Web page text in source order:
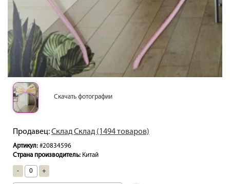
Скачать фотографии
Продавец:Склад Склад (1494 товаров)
Артикул: #20834596
Страна производитель: Китай
- +